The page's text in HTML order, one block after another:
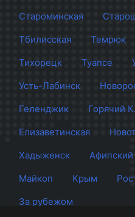
Староминская
Тбилисская
Темрюк
Тихорецк
Туапсе
Усть-Лабинск
Геленджик
Горячий
Елизаветинская
Хадыженск
Афипский
Майкоп
Крым
За рубежом